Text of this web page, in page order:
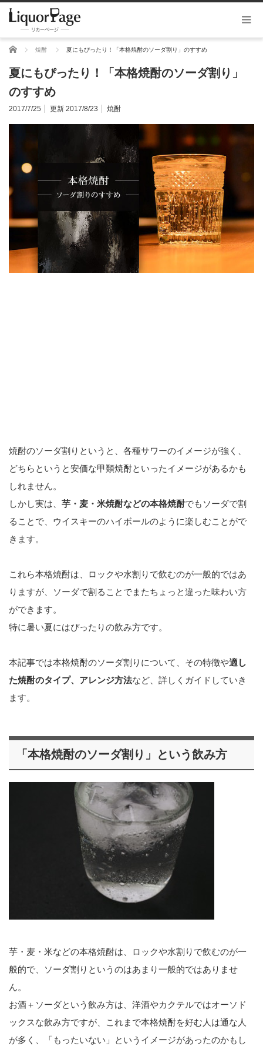
ホーム 焼酎 夏にもぴったり！「本格焼酎のソーダ割り」のすすめ
夏にもぴったり！「本格焼酎のソーダ割り」
のすすめ
2017/7/25 更新 2017/8/23 焼酎
焼酎のソーダ割りというと、各種サワーのイメージが強く、
どちらというと安価な甲類焼酎といったイメージがあるかも
しれません。
しかし実は、 芋・麦・米焼酎などの本格焼酎でもソーダで割
ることで、ウイスキーのハイボールのように楽しむことがで
きます。
これら本格焼酎は、ロックや水割りで飲むのが一般的ではあ
りますが、ソーダで割ることでまたちょっと違った味わい方
ができます。
特に暑い夏にはぴったりの飲み方です。
本記事では本格焼酎のソーダ割りについて、その特徴や適し
た焼酎のタイプ、アレンジ方法など、詳しくガイドしていき
ます。
「本格焼酎のソーダ割り」という飲み方
芋・麦・米などの本格焼酎は、ロックや水割りで飲むのが一
般的で、ソーダ割りというのはあまり一般的ではありませ
ん。
お酒＋ソーダという飲み方は、洋酒やカクテルではオーソド
ックスな飲み方ですが、これまで本格焼酎を好む人は通な人
が多く、「もったいない」というイメージがあったのかもし